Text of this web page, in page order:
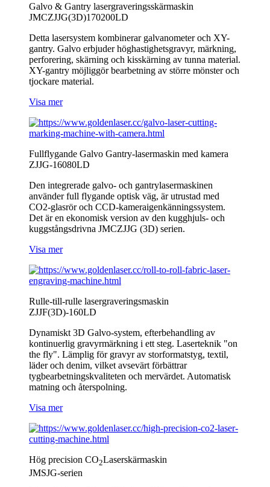
Galvo & Gantry lasergraveringsskärmaskin
JMCZJJG(3D)170200LD
Detta lasersystem kombinerar galvanometer och XY-
gantry. Galvo erbjuder höghastighetsgravyr, märkning,
perforering, skärning och kisskärning av tunna material.
XY-gantry möjliggör bearbetning av större mönster och
tjockare material.
Visa mer
Fullflygande Galvo Gantry-lasermaskin med kamera
ZJJG-16080LD
Den integrerade galvo- och gantrylasermaskinen
använder full flygande optisk väg, är utrustad med
CO2-glasrör och CCD-kameraigenkänningssystem.
Det är en ekonomisk version av den kugghjuls- och
kuggstångsdrivna JMCZJJG (3D) serien.
Visa mer
Rulle-till-rulle lasergraveringsmaskin
ZJJF(3D)-160LD
Dynamiskt 3D Galvo-system, efterbehandling av
kontinuerlig gravyrmärkning i ett steg. Laserteknik "on
the fly". Lämplig för gravyr av storformatstyg, textil,
läder och denim, vilket avsevärt förbättrar
tygbearbetningskvaliteten och mervärdet. Automatisk
matning och återspolning.
Visa mer
Hög precision CO2Laserskärmaskin
JMSJG-serien